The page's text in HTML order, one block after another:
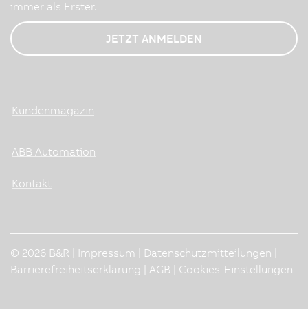
immer als Erster.
JETZT ANMELDEN
Kundenmagazin
ABB Automation
Kontakt
© 2026 B&R | Impressum Datenschutzmitteilungen
Barrierefreiheitserklärung
AGB Cookies-Einstellungen